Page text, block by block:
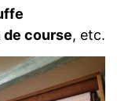
de course, etc.